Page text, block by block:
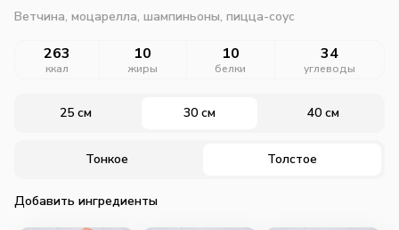
Ветчина, моцарелла, шампиньоны, пицца-соус
263
ккал
10
жиры
10
белки
34
углеводы
25 см 30 см 40 см
Тонкое Толстое
Добавить ингредиенты